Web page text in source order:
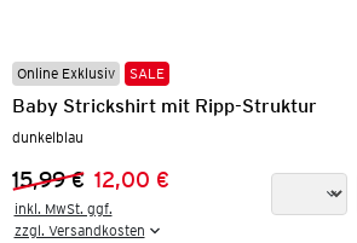
Online Exklusiv SALE
Baby Strickshirt mit Ripp-Struktur
dunkelblau
Vorheriger Preis:
15,99 €
Neuer Preis:
12,00 €
inkl. MwSt. ggf.
zzgl. Versandkosten